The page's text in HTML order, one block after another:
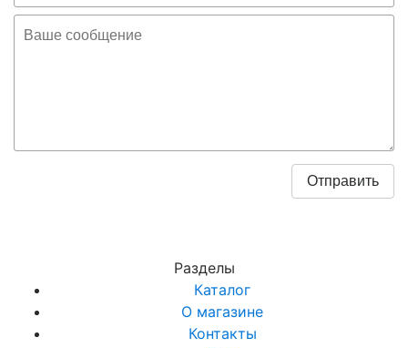
Разделы
Каталог
О магазине
Контакты